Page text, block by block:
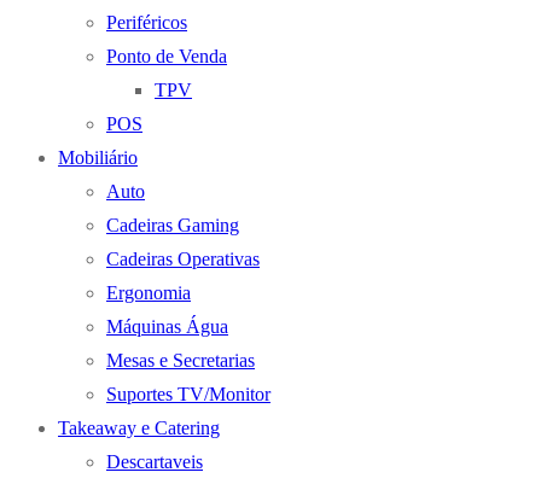
Periféricos
Ponto de Venda
TPV
POS
Mobiliário
Auto
Cadeiras Gaming
Cadeiras Operativas
Ergonomia
Máquinas Água
Mesas e Secretarias
Suportes TV/Monitor
Takeaway e Catering
Descartaveis